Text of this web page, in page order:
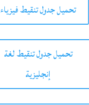
تحميل جدول تنقيط فيزياء
تحميل جدول تنقيط لغة
إنجليزية